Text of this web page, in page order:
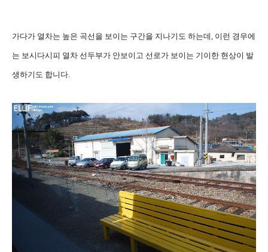
가다가 열차는 높은 곡선을 보이는 구간을 지나기도 하는데, 이런 경우에
는 보시다시피 열차 선두부가 안보이고 선로가 보이는 기이한 현상이 발
생하기도 합니다.